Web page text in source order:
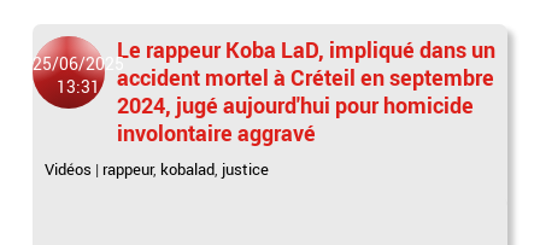
25/06/2025
13:31
Le rappeur Koba LaD, impliqué dans un
accident mortel à Créteil en septembre
2024, jugé aujourd'hui pour homicide
involontaire aggravé
Vidéos | rappeur, kobalad, justice